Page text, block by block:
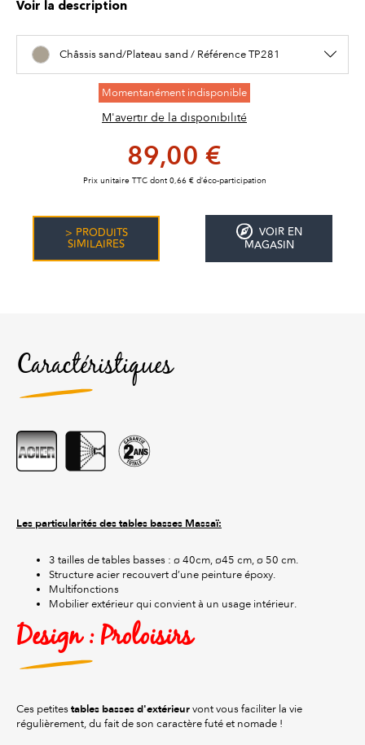
Voir la description
Châssis sand/Plateau sand / Référence TP281
Momentanément indisponible
M'avertir de la disponibilité
89,00 €
Prix unitaire TTC dont 0,66 € d’éco-participation
> PRODUITS
SIMILAIRES
VOIR EN
MAGASIN
Caractéristiques
Les particularités des tables basses Massaï:
3 tailles de tables basses : ø 40cm, ø45 cm, ø 50 cm.
Structure acier recouvert d’une peinture époxy.
Multifonctions
Mobilier extérieur qui convient à un usage intérieur.
Design : Proloisirs
Ces petites tables basses d'extérieur vont vous faciliter la vie
régulièrement, du fait de son caractère futé et nomade !